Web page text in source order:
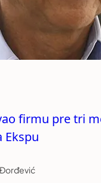
firmu pre tri
Ekspu